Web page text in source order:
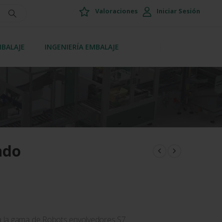
Valoraciones Iniciar Sesión
INGENIERÍA EMBALAJE
gama de Robots envolvedores S7.